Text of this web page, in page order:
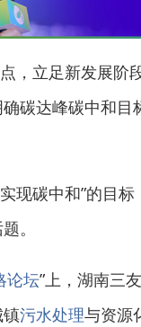
，立足新发展
碳达峰碳中和
碳中和”的目标
。
论坛”上，湖南三
污水处理与资源